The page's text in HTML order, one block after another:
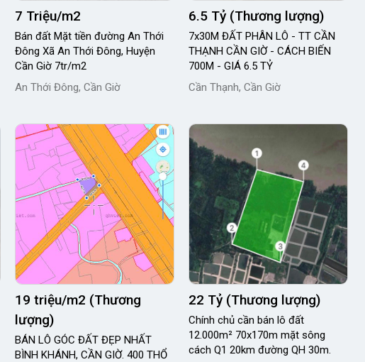
7 Triệu/m2
Bán đất Mặt tiền đường An Thới
Đông Xã An Thới Đông, Huyện
Cần Giờ 7tr/m2
An Thới Đông, Cần Giờ
6.5 Tỷ (Thương lượng)
7x30M ĐẤT PHÂN LÔ - TT CẦN
THẠNH CẦN GIỜ - CÁCH BIẾN
700M - GIÁ 6.5 TỶ
Cần Thạnh, Cần Giờ
19 triệu/m2 (Thương
lượng)
BÁN LÔ GÓC ĐẤT ĐẸP NHẤT
BÌNH KHÁNH, CẦN GIỜ. 400 THỔ
22 Tỷ (Thương lượng)
Chính chủ cần bán lô đất
12.000m² 70x170m mặt sông
cách Q1 20km đường QH 30m.